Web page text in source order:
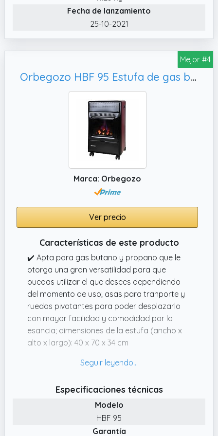
✔️ Incluye ruedas pivotantes y asas para
estancia; dimensiones de la estufa (ancho x
alto x largo): 40 x 70 x 35 cm
Fecha de lanzamiento
25-10-2021
Mejor #4
Orbegozo HBF 95 Estufa de gas butano, color negro/Burdeos
Marca: Orbegozo
Ver precio
Características de este producto
✔️ Apta para gas butano y propano que le
otorga una gran versatilidad para que
puedas utilizar el que desees dependiendo
del momento de uso; asas para tranporte y
ruedas pivotantes para poder desplazarlo
con mayor facilidad y comodidad por la
esancia; dimensiones de la estufa (ancho x
alto x largo): 40 x 70 x 34 cm
Orbegozo con una potencia máxima de
épocas de frío
✔️ Potencia de 3500 W con un rendimiento
óptimo para calentar tu estancia y disfrutar
de un calor agradable
Especificaciones técnicas
Modelo
HBF 95
Garantía